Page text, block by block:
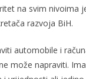
na svim nivoima
razvoja BiH.
automobile i
može napraviti.